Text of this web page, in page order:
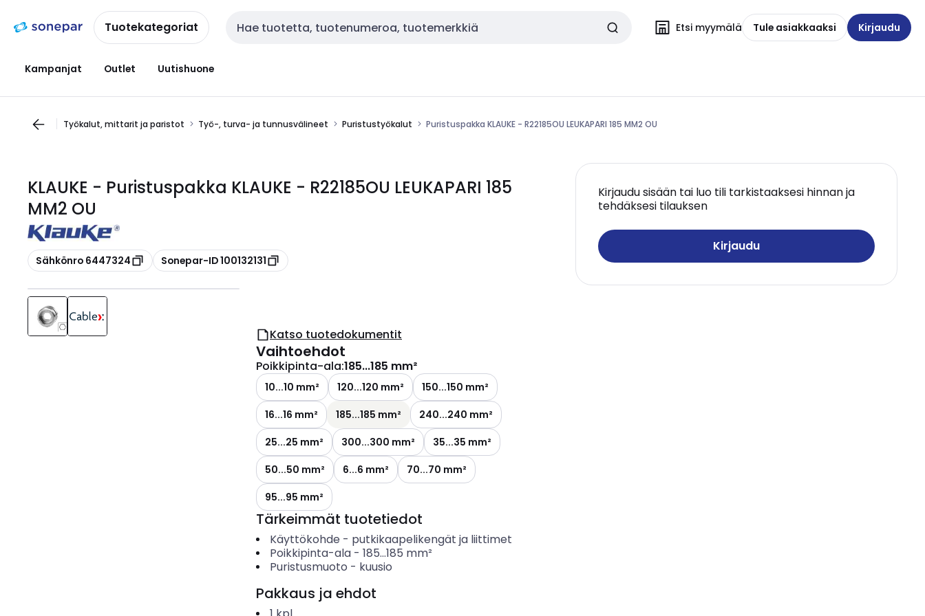
navigointiinsisältöönTuotekategoriat Haku Etsi myymälä Tule asiakkaaksi Kirjaudu
Kampanjat Outlet Uutishuone
Työkalut, mittarit ja paristot Työ-, turva- ja tunnusvälineet Puristustyökalut Puristuspakka KLAUKE - R22185OU LEUKAPARI 185 MM2 OU
KLAUKE - Puristuspakka KLAUKE - R22185OU LEUKAPARI 185
MM2 OU
Kopioi
Sähkönro 6447324 Kopioi
Sonepar-ID 100132131
Kirjaudu sisään tai luo tili tarkistaaksesi hinnan ja
tehdäksesi tilauksen
Kirjaudu
Katso tuotedokumentit
Vaihtoehdot
Poikkipinta-ala:185...185 mm²
10...10 mm² 120...120 mm²
150...150 mm²
16...16 mm²
185...185 mm²
240...240 mm²
25...25 mm²
300...300 mm²
35...35 mm²
50...50 mm²
6...6 mm²
70...70 mm²
95...95 mm²
Tärkeimmät tuotetiedot
Käyttökohde - putkikaapelikengät ja liittimet
Poikkipinta-ala- 185...185 mm²
Puristusmuoto - kuusio
Pakkaus ja ehdot